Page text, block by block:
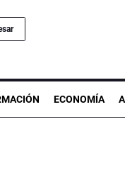
ECONOMÍA